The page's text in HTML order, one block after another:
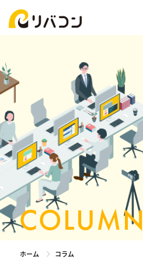
COLUMN
ホーム コラム